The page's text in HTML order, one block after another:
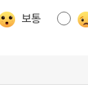
보통